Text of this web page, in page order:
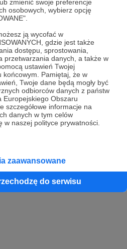
zmienić swoje preferencje
osobowych, wybierz opcję
ją wycofać w
gdzie jest także
dostępu, sprostowania,
przetwarzania danych, a także w
ustawień Twojej
końcowym. Pamiętaj, że w
Twoje dane będą mogły być
odbiorców danych z państw
Europejskiego Obszaru
szczegółowe informacje na
danych w tym celów
w naszej polityce prywatności.
zaawansowane
do serwisu
lub
z Google
z Facebook
z Apple
dostępny w regulaminie Patronite.pl